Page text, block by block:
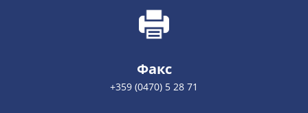
Факс
+359 (0470) 5 28 71